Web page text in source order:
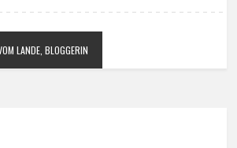
LANDE, BLOGGERIN